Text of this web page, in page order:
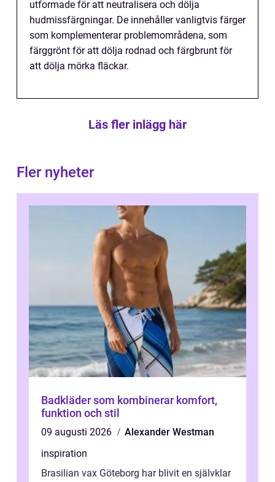
utformade för att neutralisera och dölja
hudmissfärgningar. De innehåller vanligtvis färger
som komplementerar problemområdena, som
färggrönt för att dölja rodnad och färgbrunt för
att dölja mörka fläckar.
Läs fler inlägg här
Fler nyheter
Badkläder som kombinerar komfort,
funktion och stil
09 augusti 2026
Alexander Westman
inspiration
Brasilian vax Göteborg har blivit en självklar